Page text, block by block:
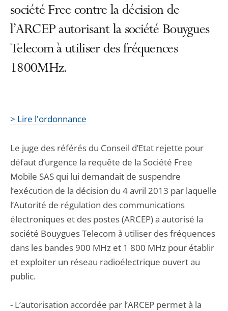
société Free contre la décision de
l’ARCEP autorisant la société Bouygues
Telecom à utiliser des fréquences
1800MHz.
> Lire l'ordonnance
Le juge des référés du Conseil d’Etat rejette pour
défaut d’urgence la requête de la Société Free
Mobile SAS qui lui demandait de suspendre
l’exécution de la décision du 4 avril 2013 par laquelle
l’Autorité de régulation des communications
électroniques et des postes (ARCEP) a autorisé la
société Bouygues Telecom à utiliser des fréquences
dans les bandes 900 MHz et 1 800 MHz pour établir
et exploiter un réseau radioélectrique ouvert au
public.
- L’autorisation accordée par l’ARCEP permet à la